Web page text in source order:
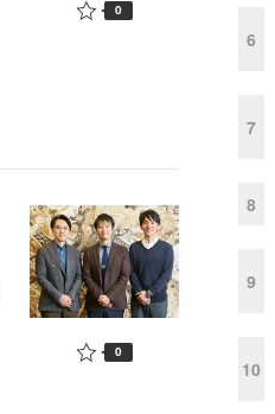
0
0
6
7
8
9
10